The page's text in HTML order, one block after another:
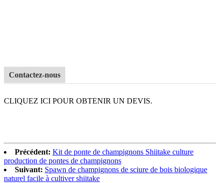
Contactez-nous
CLIQUEZ ICI POUR OBTENIR UN DEVIS.
Précédent: Kit de ponte de champignons Shiitake culture
production de pontes de champignons
Suivant: Spawn de champignons de sciure de bois biologique
naturel facile à cultiver shiitake